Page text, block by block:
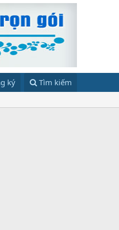
ký Tìm kiếm